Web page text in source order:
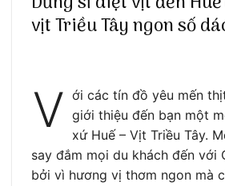
vịt Triều Tây ngon số
V ới các tín đồ yêu mến
giới thiệu đến bạn một
xứ Huế – Vịt Triều Tây.
say đắm mọi du khách đến với
bởi vì hương vị thơm ngon mà